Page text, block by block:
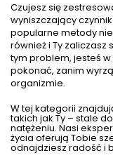
Czujesz się
wyniszczający
popularne metody
również i Ty zaliczasz
tym problem, jesteś
pokonać, zanim
organizmie.
W tej kategorii
takich jak Ty – stale
natężeniu. Nasi
życia oferują Tobie
odnajdziesz radość i